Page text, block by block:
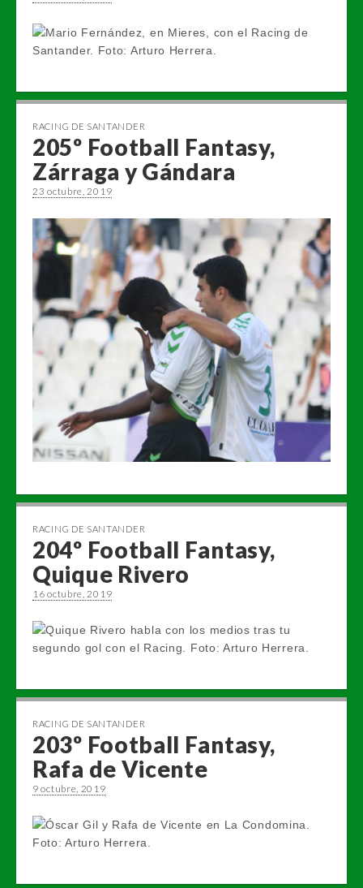
RACING DE SANTANDER
205º Football Fantasy,
Zárraga y Gándara
23 octubre, 2019
RACING DE SANTANDER
204º Football Fantasy,
Quique Rivero
16 octubre, 2019
RACING DE SANTANDER
203º Football Fantasy,
Rafa de Vicente
9 octubre, 2019